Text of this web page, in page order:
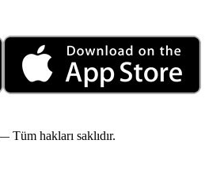
Tüm hakları saklıdır.